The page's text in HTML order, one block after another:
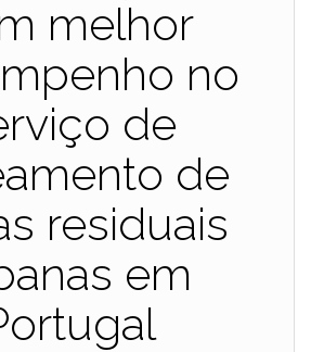
melhor
no
de
de
residuais
em